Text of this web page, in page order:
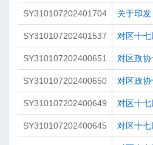
SY310107202401704 关于印
SY310107202401537 对区十
SY310107202400651 对区政
SY310107202400650 对区政
SY310107202400649 对区十
SY310107202400645 对区十